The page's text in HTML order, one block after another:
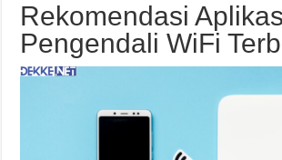
Rekomendasi
Pengendali WiFi